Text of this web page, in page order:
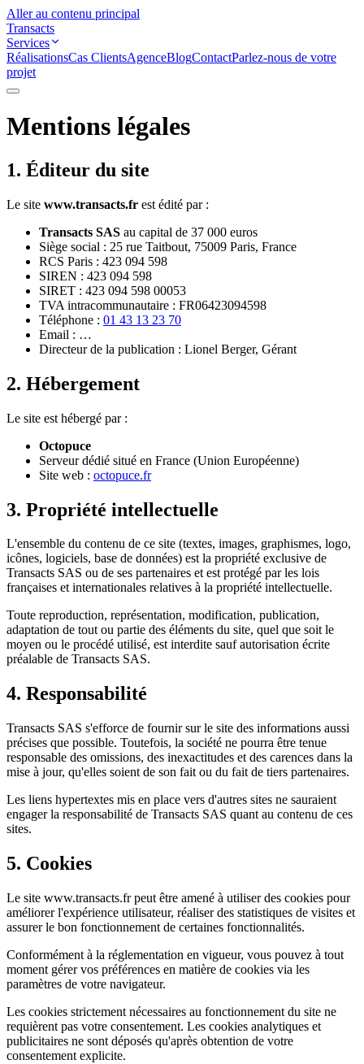
Aller au contenu principal
Transacts
Services
RéalisationsCas ClientsAgenceBlogContactParlez-nous de votre
projet
Mentions légales
1. Éditeur du site
Le site www.transacts.fr est édité par :
Transacts SAS au capital de 37 000 euros
Siège social : 25 rue Taitbout, 75009 Paris, France
RCS Paris : 423 094 598
SIREN : 423 094 598
SIRET : 423 094 598 00053
TVA intracommunautaire : FR06423094598
Téléphone : 01 43 13 23 70
Email : …
Directeur de la publication : Lionel Berger, Gérant
2. Hébergement
Le site est hébergé par :
Octopuce
Serveur dédié situé en France (Union Européenne)
Site web : octopuce.fr
3. Propriété intellectuelle
L'ensemble du contenu de ce site (textes, images, graphismes, logo,
icônes, logiciels, base de données) est la propriété exclusive de
Transacts SAS ou de ses partenaires et est protégé par les lois
françaises et internationales relatives à la propriété intellectuelle.
Toute reproduction, représentation, modification, publication,
adaptation de tout ou partie des éléments du site, quel que soit le
moyen ou le procédé utilisé, est interdite sauf autorisation écrite
préalable de Transacts SAS.
4. Responsabilité
Transacts SAS s'efforce de fournir sur le site des informations aussi
précises que possible. Toutefois, la société ne pourra être tenue
responsable des omissions, des inexactitudes et des carences dans la
mise à jour, qu'elles soient de son fait ou du fait de tiers partenaires.
Les liens hypertextes mis en place vers d'autres sites ne sauraient
engager la responsabilité de Transacts SAS quant au contenu de ces
sites.
5. Cookies
Le site www.transacts.fr peut être amené à utiliser des cookies pour
améliorer l'expérience utilisateur, réaliser des statistiques de visites et
assurer le bon fonctionnement de certaines fonctionnalités.
Conformément à la réglementation en vigueur, vous pouvez à tout
moment gérer vos préférences en matière de cookies via les
paramètres de votre navigateur.
Les cookies strictement nécessaires au fonctionnement du site ne
requièrent pas votre consentement. Les cookies analytiques et
publicitaires ne sont déposés qu'après obtention de votre
consentement explicite.